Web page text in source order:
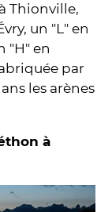
Thionville,
un "L" en
"H" en
par
les arènes
à